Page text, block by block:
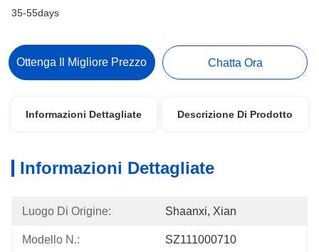
35-55days
Ottenga Il Migliore Prezzo Chatta Ora
Informazioni Dettagliate Descrizione Di Prodotto
Informazioni Dettagliate
Luogo Di Origine: Shaanxi, Xian
Modello N.: SZ111000710